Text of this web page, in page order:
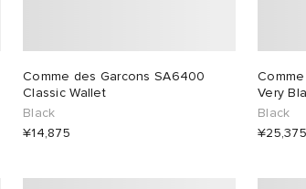
Comme des Garcons SA6400
Classic Wallet
Black
¥14,875
Very
Black
¥25,375